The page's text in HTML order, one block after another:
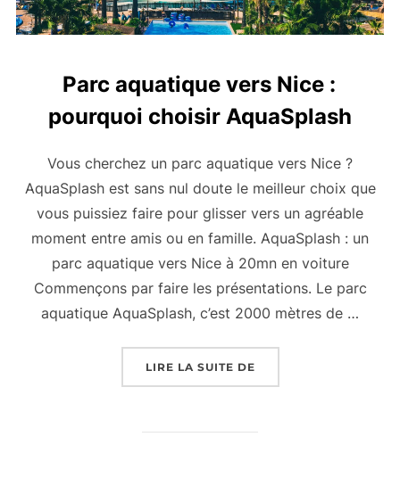
Parc aquatique vers Nice :
pourquoi choisir AquaSplash
Vous cherchez un parc aquatique vers Nice ?
AquaSplash est sans nul doute le meilleur choix que
vous puissiez faire pour glisser vers un agréable
moment entre amis ou en famille. AquaSplash : un
parc aquatique vers Nice à 20mn en voiture
Commençons par faire les présentations. Le parc
aquatique AquaSplash, c’est 2000 mètres de …
LIRE LA SUITE DE« PARC AQUATIQUE